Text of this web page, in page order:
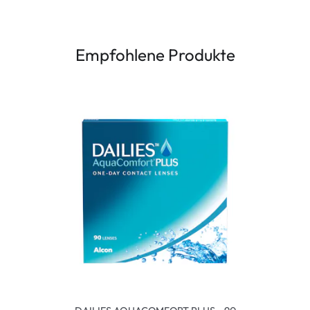
Empfohlene Produkte